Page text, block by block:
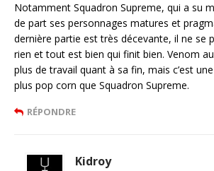
Notamment Squadron Supreme, qui a su
de part ses personnages matures et
dernière partie est très décevante, il ne se
rien et tout est bien qui finit bien. Venom
plus de travail quant à sa fin, mais c’est
plus pop corn que Squadron Supreme.
RÉPONDRE
Kidroy